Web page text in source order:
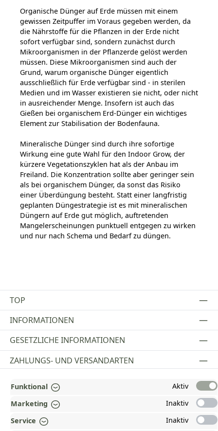
Organische Dünger auf Erde müssen mit einem
gewissen Zeitpuffer im Voraus gegeben werden, da
die Nährstoffe für die Pflanzen in der Erde nicht
sofort verfügbar sind, sondern zunächst durch
Mikroorganismen in der Pflanzerde gelöst werden
müssen. Diese Mikroorganismen sind auch der
Grund, warum organische Dünger eigentlich
ausschließlich für Erde verfügbar sind - in sterilen
Medien und im Wasser existieren sie nicht, oder nicht
in ausreichender Menge. Insofern ist auch das
Gießen bei organischem Erd-Dünger ein wichtiges
Element zur Stabilisation der Bodenfauna.
Mineralische Dünger sind durch ihre sofortige
Wirkung eine gute Wahl für den Indoor Grow, der
kürzere Vegetationszyklen hat als der Anbau im
Freiland. Die Konzentration sollte aber geringer sein
als bei organischem Dünger, da sonst das Risiko
einer Überdüngung besteht. Statt einer langfristig
geplanten Düngestrategie ist es mit mineralischen
Düngern auf Erde gut möglich, auftretenden
Mangelerscheinungen punktuell entgegen zu wirken
und nur nach Schema und Bedarf zu düngen.
TOP
INFORMATIONEN
GESETZLICHE INFORMATIONEN
ZAHLUNGS- UND VERSANDARTEN
WARUM HEAD-SHOP.DE?
UNSERE COMMUNITIES
Funktional
Aktiv
Marketing
Inaktiv
Service
Inaktiv